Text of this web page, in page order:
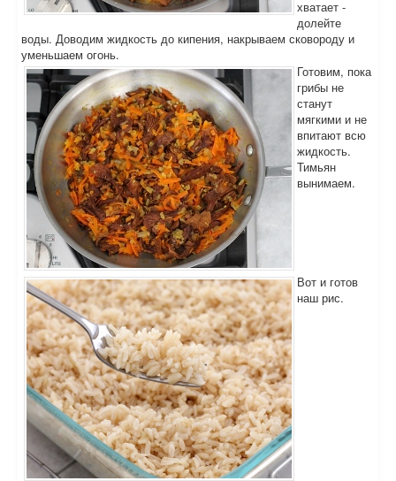
хватает -
долейте
воды. Доводим жидкость до кипения, накрываем сковороду и
уменьшаем огонь.
Готовим, пока
грибы не
станут
мягкими и не
впитают всю
жидкость.
Тимьян
вынимаем.
Вот и готов
наш рис.